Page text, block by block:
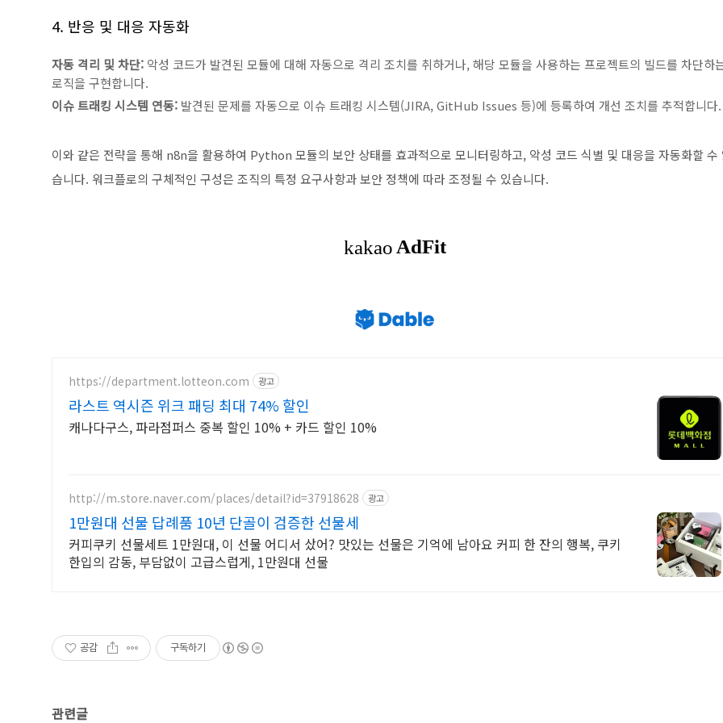
4. 반응 및 대응 자동화
자동 격리 및 차단: 악성 코드가 발견된 모듈에 대해 자동으로 격리 조치를 취하거나, 해당 모듈을 사용하는 프로젝트의 빌드를 차단하
로직을 구현합니다.
이슈 트래킹 시스템 연동: 발견된 문제를 자동으로 이슈 트래킹 시스템(JIRA, GitHub Issues 등)에 등록하여 개선 조치를 추적합니다.
이와 같은 전략을 통해 n8n을 활용하여 Python 모듈의 보안 상태를 효과적으로 모니터링하고, 악성 코드 식별 및 대응을 자동화할 수
습니다. 워크플로의 구체적인 구성은 조직의 특정 요구사항과 보안 정책에 따라 조정될 수 있습니다.
https://department.lotteon.com 광고
라스트 역시즌 위크 패딩 최대 74% 할인
캐나다구스, 파라점퍼스 중복 할인 10% + 카드 할인 10%
http://m.store.naver.com/places/detail?id=37918628 광고
1만원대 선물 답례품 10년 단골이 검증한 선물세
커피쿠키 선물세트 1만원대, 이 선물 어디서 샀어? 맛있는 선물은 기억에 남아요 커피 한 잔의 행복, 쿠키
한입의 감동, 부담없이 고급스럽게, 1만원대 선물
공감 구독하기
관련글